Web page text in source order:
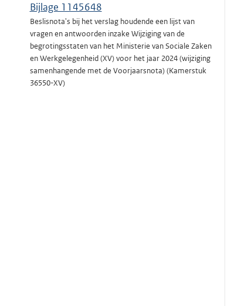
Bijlage 1145648
Beslisnota's bij het verslag houdende een lijst van
vragen en antwoorden inzake Wijziging van de
begrotingsstaten van het Ministerie van Sociale Zaken
en Werkgelegenheid (XV) voor het jaar 2024 (wijziging
samenhangende met de Voorjaarsnota) (Kamerstuk
36550-XV)